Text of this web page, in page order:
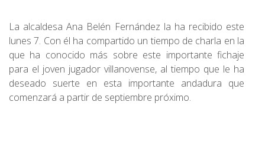
La alcaldesa Ana Belén Fernández la ha recibido este
lunes 7. Con él ha compartido un tiempo de charla en la
que ha conocido más sobre este importante fichaje
para el joven jugador villanovense, al tiempo que le ha
deseado suerte en esta importante andadura que
comenzará a partir de septiembre próximo.